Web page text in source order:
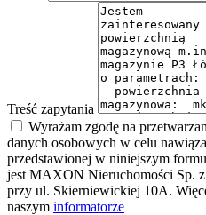
Treść zapytania
Wyrażam zgodę na
danych osobowych w celu
przedstawionej w niniejszym
jest MAXON Nieruchomości Sp.
przy ul. Skierniewickiej 10A.
naszym informatorze